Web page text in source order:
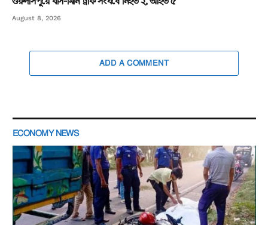
August 8, 2026
ADD A COMMENT
ECONOMY NEWS